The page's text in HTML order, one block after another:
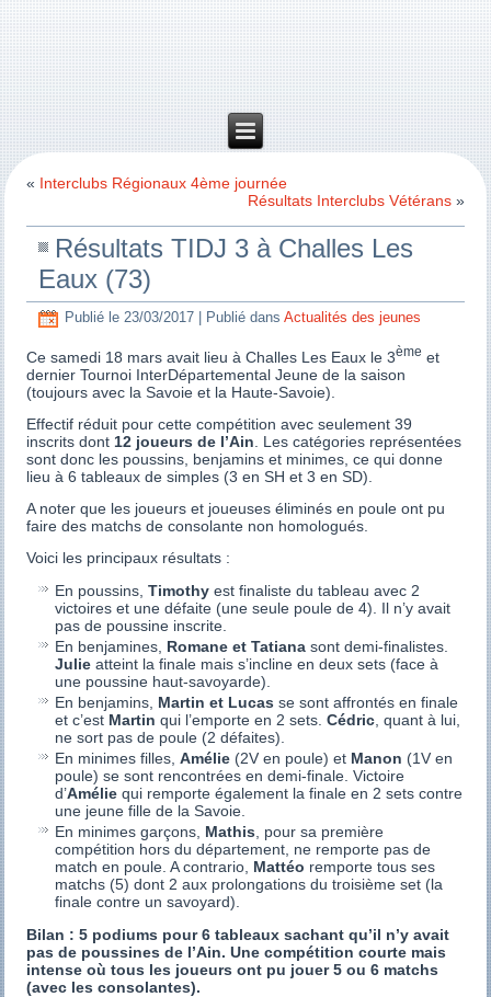
« Interclubs Régionaux 4ème journée
Résultats Interclubs Vétérans»
Résultats TIDJ 3 à Challes Les
Eaux (73)
Publié le 23/03/2017 Publié dans Actualités des jeunes
Ce samedi 18 mars avait lieu à Challes Les Eaux le 3ème et
dernier Tournoi InterDépartemental Jeune de la saison
(toujours avec la Savoie et la Haute-Savoie).
Effectif réduit pour cette compétition avec seulement 39
inscrits dont 12 joueurs de l’Ain . Les catégories représentées
sont donc les poussins, benjamins et minimes, ce qui donne
lieu à 6 tableaux de simples (3 en SH et 3 en SD).
A noter que les joueurs et joueuses éliminés en poule ont pu
faire des matchs de consolante non homologués.
Voici les principaux résultats :
En poussins,Timothy est finaliste du tableau avec 2
victoires et une défaite (une seule poule de 4). Il n’y avait
pas de poussine inscrite.
En benjamines, Romane et Tatiana sont demi-finalistes.
Julie atteint la finale mais s’incline en deux sets (face à
une poussine haut-savoyarde).
En benjamins, Martin et Lucas se sont affrontés en finale
et c’est Martin qui l’emporte en 2 sets.Cédric , quant à lui,
ne sort pas de poule (2 défaites).
En minimes filles,Amélie (2V en poule) et Manon (1V en
poule) se sont rencontrées en demi-finale. Victoire
d’Amélie qui remporte également la finale en 2 sets contre
une jeune fille de la Savoie.
En minimes garçons, Mathis , pour sa première
compétition hors du département, ne remporte pas de
match en poule. A contrario, Mattéo remporte tous ses
matchs (5) dont 2 aux prolongations du troisième set (la
finale contre un savoyard).
Bilan : 5 podiums pour 6 tableaux sachant qu’il n’y avait
pas de poussines de l’Ain. Une compétition courte mais
intense où tous les joueurs ont pu jouer 5 ou 6 matchs
(avec les consolantes).